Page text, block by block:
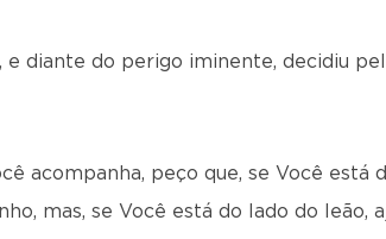
diante do perigo iminente, decidiu
acompanha, peço que, se Você está
mas, se Você está do lado do leão,